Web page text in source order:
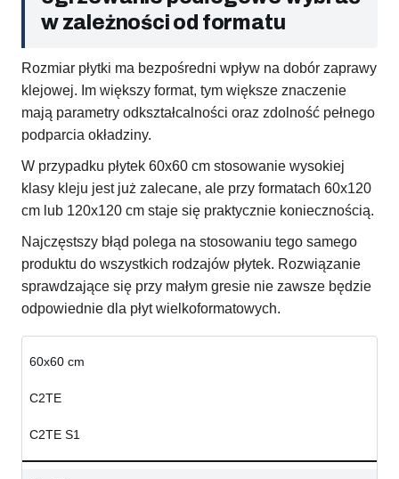
w zależności od formatu
Rozmiar płytki ma bezpośredni wpływ na dobór zaprawy
klejowej. Im większy format, tym większe znaczenie
mają parametry odkształcalności oraz zdolność pełnego
podparcia okładziny.
W przypadku płytek 60x60 cm stosowanie wysokiej
klasy kleju jest już zalecane, ale przy formatach 60x120
cm lub 120x120 cm staje się praktycznie koniecznością.
Najczęstszy błąd polega na stosowaniu tego samego
produktu do wszystkich rodzajów płytek. Rozwiązanie
sprawdzające się przy małym gresie nie zawsze będzie
odpowiednie dla płyt wielkoformatowych.
60x60 cm
C2TE
C2TE S1